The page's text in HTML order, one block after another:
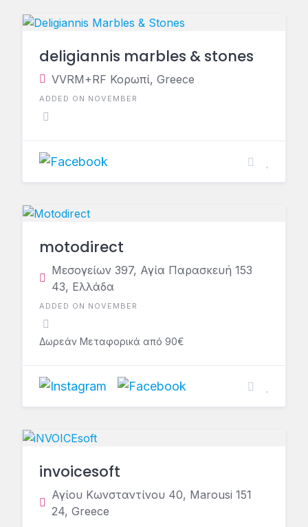
deligiannis marbles & stones
VVRM+RF Κορωπί, Greece
ADDED ON NOVEMBER
motodirect
Μεσογείων 397, Αγία Παρασκευή 153
43, Ελλάδα
ADDED ON NOVEMBER
Δωρεάν Μεταφορικά από 90€
invoicesoft
Αγίου Κωνσταντίνου 40, Marousi 151
24, Greece